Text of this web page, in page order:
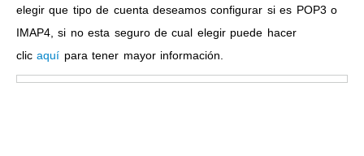
elegir que tipo de cuenta deseamos configurar si es POP3 o
IMAP4, si no esta seguro de cual elegir puede hacer
clicaquí para tener mayor información.